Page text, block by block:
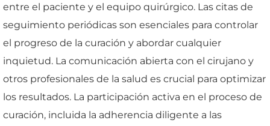
entre el paciente y el equipo quirúrgico. Las citas de
seguimiento periódicas son esenciales para controlar
el progreso de la curación y abordar cualquier
inquietud. La comunicación abierta con el cirujano y
otros profesionales de la salud es crucial para optimizar
los resultados. La participación activa en el proceso de
curación, incluida la adherencia diligente a las